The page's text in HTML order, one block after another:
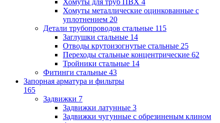
Хомуты металлические оцинкованные с
уплотнением 20
Детали трубопроводов стальные 115
Заглушки стальные 14
Отводы крутоизогнутые стальные 25
Переходы стальные концентрические 62
Тройники стальные 14
Фитинги стальные 43
Запорная арматура и фильтры
165
Задвижки 7
Задвижки латунные 3
Задвижки чугунные с обрезиненым клином